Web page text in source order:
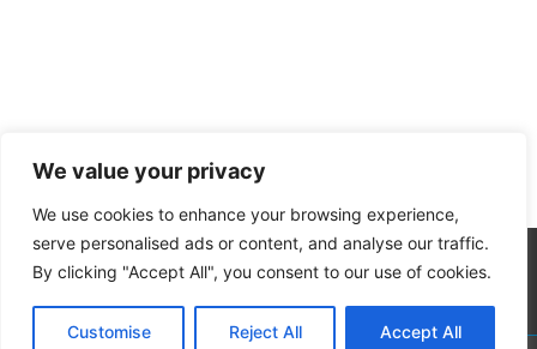
We value your privacy
We use cookies to enhance your browsing experience,
serve personalised ads or content, and analyse our traffic.
By clicking "Accept All", you consent to our use of cookies.
Customise Reject All Accept All